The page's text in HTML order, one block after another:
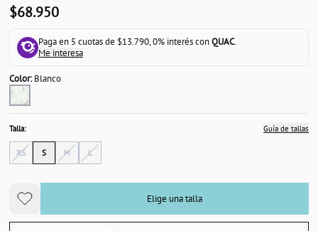
$68.950
Paga en 5 cuotas de $13.790, 0% interés conQUAC.
Me interesa
Color:Blanco
Talla: Guía de tallas
XS S M L
Elige una talla